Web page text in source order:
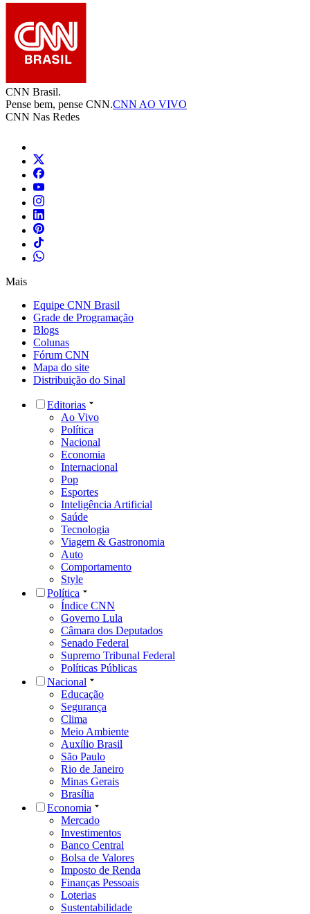
CNN Brasil.
Pense bem, pense CNN.CNN AO VIVO
CNN Nas Redes
Mais
Equipe CNN Brasil
Grade de Programação
Blogs
Colunas
Fórum CNN
Mapa do site
Distribuição do Sinal
Editorias
Ao Vivo
Política
Nacional
Economia
Internacional
Pop
Esportes
Inteligência Artificial
Saúde
Tecnologia
Viagem & Gastronomia
Auto
Comportamento
Style
Política
Índice CNN
Governo Lula
Câmara dos Deputados
Senado Federal
Supremo Tribunal Federal
Políticas Públicas
Nacional
Educação
Segurança
Clima
Meio Ambiente
Auxílio Brasil
São Paulo
Rio de Janeiro
Minas Gerais
Brasília
Economia
Mercado
Investimentos
Banco Central
Bolsa de Valores
Imposto de Renda
Finanças Pessoais
Loterias
Sustentabilidade